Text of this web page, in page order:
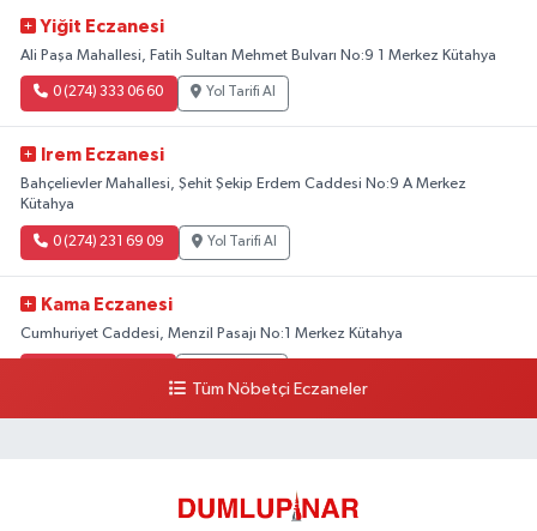
Yiğit Eczanesi
Ali Paşa Mahallesi, Fatih Sultan Mehmet Bulvarı No:9 1 Merkez Kütahya
0 (274) 333 06 60 Yol Tarifi Al
Irem Eczanesi
Bahçelievler Mahallesi, Şehit Şekip Erdem Caddesi No:9 A Merkez
Kütahya
0 (274) 231 69 09 Yol Tarifi Al
Kama Eczanesi
Cumhuriyet Caddesi, Menzil Pasajı No:1 Merkez Kütahya
Yol Tarifi Al
Tüm Nöbetçi Eczaneler